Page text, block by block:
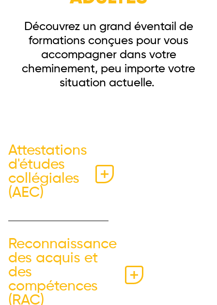
Découvrez un grand éventail de
formations conçues pour vous
accompagner dans votre
cheminement, peu importe votre
situation actuelle.
Attestations
d'études
collégiales
(AEC)
Reconnaissance
des acquis et
des
compétences
(RAC)